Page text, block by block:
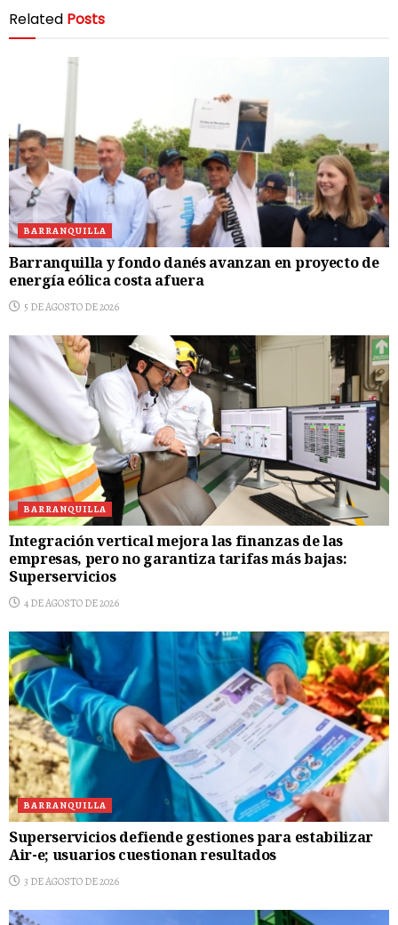
Related Posts
BARRANQUILLA
Barranquilla y fondo danés avanzan en proyecto de
energía eólica costa afuera
5 DE AGOSTO DE 2026
BARRANQUILLA
Integración vertical mejora las finanzas de las
empresas, pero no garantiza tarifas más bajas:
Superservicios
4 DE AGOSTO DE 2026
BARRANQUILLA
Superservicios defiende gestiones para estabilizar
Air-e; usuarios cuestionan resultados
3 DE AGOSTO DE 2026